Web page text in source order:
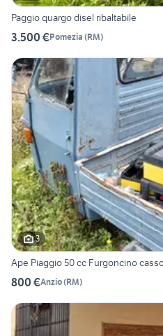
Paggio quargo disel ribaltabile
3.500 €Pomezia (RM)
3
Ape Piaggio 50 cc Furgoncino
800 €Anzio(RM)